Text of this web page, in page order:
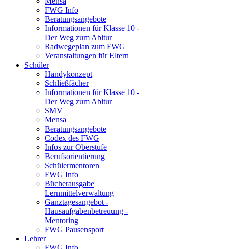
FWG Info
Beratungsangebote
Informationen für Klasse 10 -
Der Weg zum Abitur
Radwegeplan zum FWG
Veranstaltungen für Eltern
Schüler
Handykonzept
Schließfächer
Informationen für Klasse 10 -
Der Weg zum Abitur
SMV
Mensa
Beratungsangebote
Codex des FWG
Infos zur Oberstufe
Berufsorientierung
Schülermentoren
FWG Info
Bücherausgabe
Lernmittelverwaltung
Ganztagesangebot -
Hausaufgabenbetreuung -
Mentoring
FWG Pausensport
Lehrer